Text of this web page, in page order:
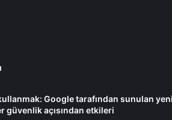
Google tarafından sunulan
açısından etkileri